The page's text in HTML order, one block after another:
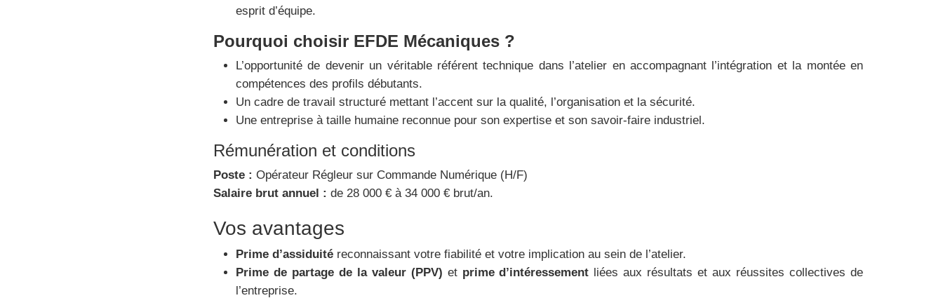
esprit d’équipe.
Pourquoi choisir EFDE Mécaniques ?
L’opportunité de devenir un véritable référent technique dans l’atelier en accompagnant l’intégration et la montée en
compétences des profils débutants.
Un cadre de travail structuré mettant l’accent sur la qualité, l’organisation et la sécurité.
Une entreprise à taille humaine reconnue pour son expertise et son savoir-faire industriel.
Rémunération et conditions
Poste : Opérateur Régleur sur Commande Numérique (H/F)
Salaire brut annuel : de 28 000 € à 34 000 € brut/an.
Vos avantages
Prime d’assiduité reconnaissant votre fiabilité et votre implication au sein de l’atelier.
Prime de partage de la valeur (PPV) et prime d’intéressement liées aux résultats et aux réussites collectives de
l’entreprise.